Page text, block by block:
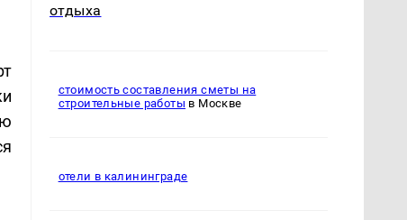
отдыха
стоимость составления сметы на
строительные работы в Москве
отели в калининграде